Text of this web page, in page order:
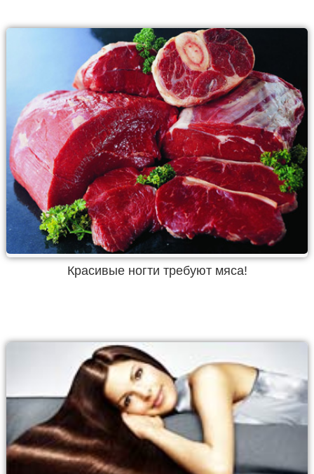
Красивые ногти требуют мяса!